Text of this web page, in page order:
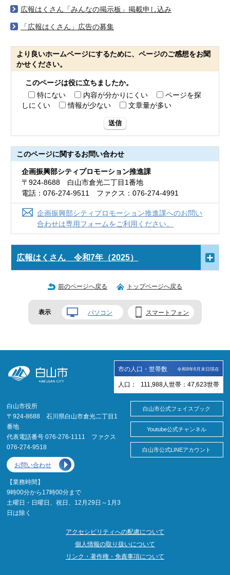
広報はくさん「みんなの掲示板」掲載申し込み
「広報はくさん」広告の募集
より良いホームページにするために、ページのご感想をお聞
かせください。
このページは役に立ちましたか。
特にない
内容が分かりにくい
ページを探
しにくい
情報が少ない 文章量が多い
送信
このページに関するお問い合わせ
企画振興部シティプロモーション推進課
〒924-8688 白山市倉光二丁目1番地
電話：076-274-9511 ファクス：076-274-4991
企画振興部シティプロモーション推進課へのお問い
合わせは専用フォームをご利用ください。
広報はくさん 令和7年（2025）
前のページへ戻る トップページへ戻る
表示 パソコン スマートフォン
市の人口・世帯数 令和8年6月末日現在
人口： 111,988 人 世帯： 47,623世帯
白山市役所
〒924-8688 石川県白山市倉光二丁目1
番地
代表電話番号 076-276-1111 ファクス
076-274-9518
お問い合わせ
【業務時間】
9時00分から17時00分まで
土曜日・日曜日、祝日、12月29日～1月3
日は除く
白山市公式フェイスブック
Youtube公式チャンネル
白山市公式LINEアカウント
アクセシビリティへの配慮について
個人情報の取り扱いについて
リンク・著作権・免責事項について